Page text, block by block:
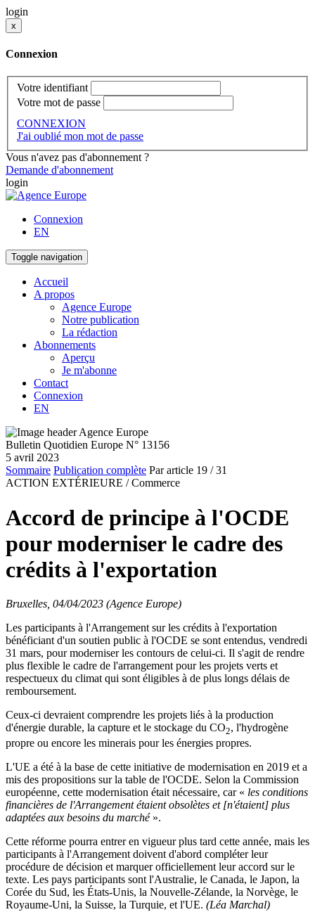
login
x
Connexion
Votre identifiant
Votre mot de passe
CONNEXION
J'ai oublié mon mot de passe
Vous n'avez pas d'abonnement ?
Demande d'abonnement
login
Connexion
EN
Toggle navigation
Accueil
A propos
Agence Europe
Notre publication
La rédaction
Abonnements
Aperçu
Je m'abonne
Contact
Connexion
EN
Bulletin Quotidien Europe N° 13156
5 avril 2023
Sommaire Publication complète Par article 19 / 31
ACTION EXTÉRIEURE / Commerce
Accord de principe à l'OCDE
pour moderniser le cadre des
crédits à l'exportation
Bruxelles, 04/04/2023 (Agence Europe)
Les participants à l'Arrangement sur les crédits à l'exportation
bénéficiant d'un soutien public à l'OCDE se sont entendus, vendredi
31 mars, pour moderniser les contours de celui-ci. Il s'agit de rendre
plus flexible le cadre de l'arrangement pour les projets verts et
respectueux du climat qui sont éligibles à de plus longs délais de
remboursement.
Ceux-ci devraient comprendre les projets liés à la production
d'énergie durable, la capture et le stockage du CO2, l'hydrogène
propre ou encore les minerais pour les énergies propres.
L'UE a été à la base de cette initiative de modernisation en 2019 et a
mis des propositions sur la table de l'OCDE. Selon la Commission
européenne, cette modernisation était nécessaire, car « les conditions
financières de l'Arrangement étaient obsolètes et [n'étaient] plus
adaptées aux besoins du marché ».
Cette réforme pourra entrer en vigueur plus tard cette année, mais les
participants à l'Arrangement doivent d'abord compléter leur
procédure de décision et marquer officiellement leur accord sur le
texte. Les pays participants sont l'Australie, le Canada, le Japon, la
Corée du Sud, les États-Unis, la Nouvelle-Zélande, la Norvège, le
Royaume-Uni, la Suisse, la Turquie, et l'UE. (Léa Marchal)